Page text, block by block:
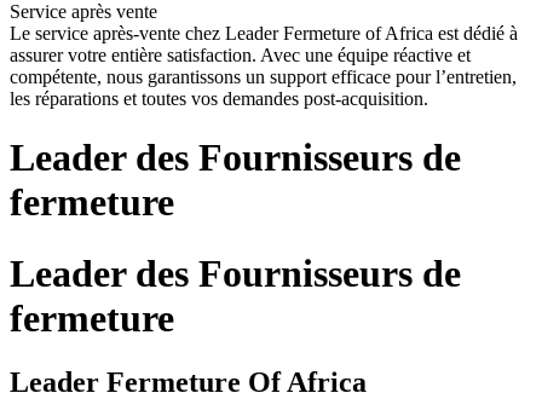
Service après vente
Le service après-vente chez Leader Fermeture of Africa est dédié à
assurer votre entière satisfaction. Avec une équipe réactive et
compétente, nous garantissons un support efficace pour l’entretien,
les réparations et toutes vos demandes post-acquisition.
Leader des Fournisseurs de
fermeture
Leader des Fournisseurs de
fermeture
Leader Fermeture Of Africa